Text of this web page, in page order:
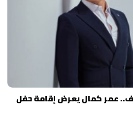
عمر كمال يعرض إقامة حفل